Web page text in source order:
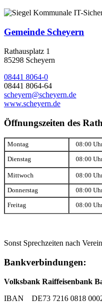
Gemeinde Scheyern
Rathausplatz 1
85298 Scheyern
08441 8064-0
08441 8064-64
scheyern@scheyern.de
www.scheyern.de
Öffnungszeiten des
Montag 08:00
Dienstag 08:00
Mittwoch 08:00
Donnerstag 08:00
Freitag 08:00
Sonst Sprechzeiten nach
Bankverbindungen:
Volksbank Raiffeisenbank
IBAN DE73 7216 0818